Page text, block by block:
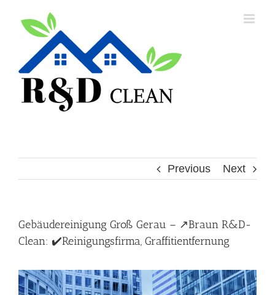
Previous Next
Gebäudereinigung Groß Gerau – ↗️Braun R&D-
Clean: ✔️Reinigungsfirma, Graffitientfernung